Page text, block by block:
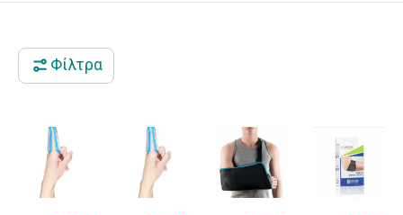
Φίλτρα
LARGE
MEDIUM
ONE SIZE